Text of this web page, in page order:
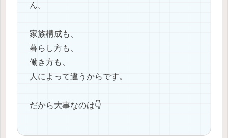
ん。
家族構成も、
暮らし方も、
働き方も、
人によって違うからです。
だから大事なのは👇